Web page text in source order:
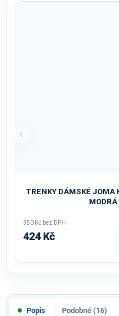
‹
TRENKY DÁMSKÉ JOMA
MODRÁ
350 Kč bez DPH
424 Kč
Popis Podobné (16)